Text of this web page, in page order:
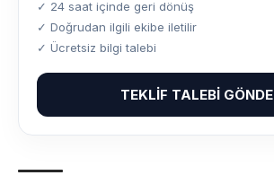
✓ 24 saat içinde geri dönüş
✓ Doğrudan ilgili ekibe iletilir
✓ Ücretsiz bilgi talebi
TEKLIF TALEBI